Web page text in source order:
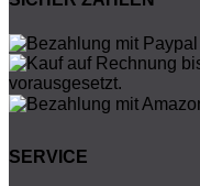
SERVICE